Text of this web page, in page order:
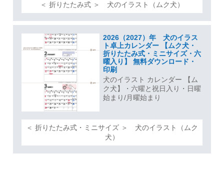
＜ 折りたたみ式 ＞ 犬のイラスト（ムク犬）
2026（2027）年 犬のイラス
ト卓上カレンダー 【ムク犬・
折りたたみ式・ミニサイズ・六
曜入り】 無料ダウンロード・
印刷
犬のイラスト カレンダー 【ム
ク犬】・六曜と祝日入り・日曜
始まり/月曜始まり
＜ 折りたたみ式・ミニサイズ ＞ 犬のイラスト（ムク
犬）